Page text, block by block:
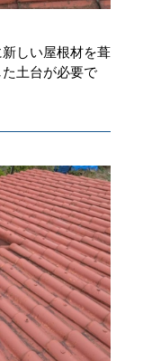
しい屋根材を葺
土台が必要で